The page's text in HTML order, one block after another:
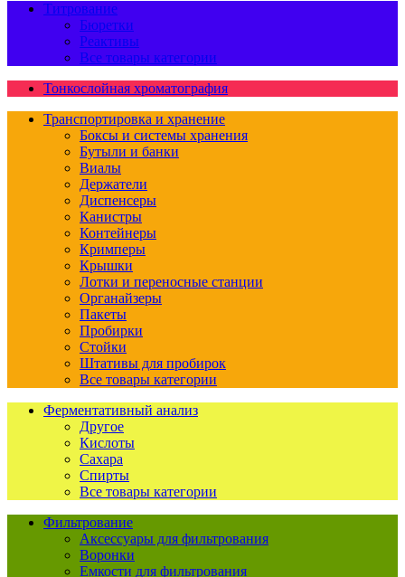
Титрование
Бюретки
Реактивы
Все товары категории
Тонкослойная хроматография
Транспортировка и хранение
Боксы и системы хранения
Бутыли и банки
Виалы
Держатели
Диспенсеры
Канистры
Контейнеры
Кримперы
Крышки
Лотки и переносные станции
Органайзеры
Пакеты
Пробирки
Стойки
Штативы для пробирок
Все товары категории
Ферментативный анализ
Другое
Кислоты
Сахара
Спирты
Все товары категории
Фильтрование
Аксессуары для фильтрования
Воронки
Емкости для фильтрования